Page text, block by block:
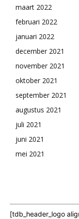
maart 2022
februari 2022
januari 2022
december 2021
november 2021
oktober 2021
september 2021
augustus 2021
juli 2021
juni 2021
mei 2021
[tdb_header_logo